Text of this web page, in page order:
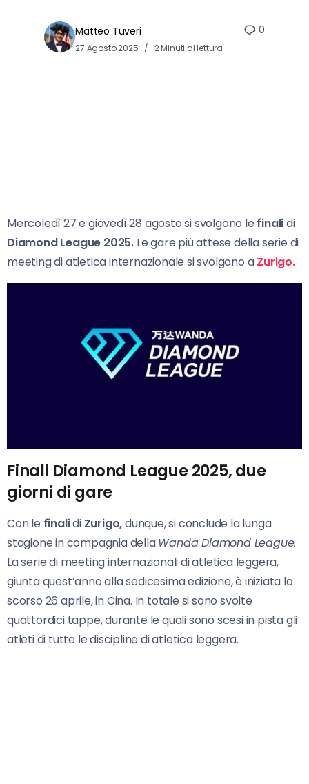
Matteo Tuveri
27 Agosto 2025 2 Minuti di lettura
0
Mercoledì 27 e giovedì 28 agosto si svolgono le finalidi
Diamond League 2025. Le gare più attese della serie di
meeting di atletica internazionale si svolgono aZurigo.
Finali Diamond League 2025, due
giorni di gare
Con le finalidi Zurigo,dunque, si conclude la lunga
stagione in compagnia dellaWanda Diamond League.
La serie di meeting internazionali di atletica leggera,
giunta quest’anno alla sedicesima edizione, è iniziata lo
scorso 26 aprile, in Cina. In totale si sono svolte
quattordici tappe, durante le quali sono scesi in pista gli
atleti di tutte le discipline di atletica leggera.